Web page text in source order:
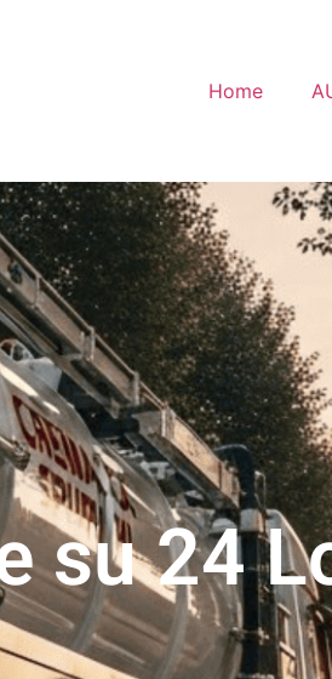
Home
su 24